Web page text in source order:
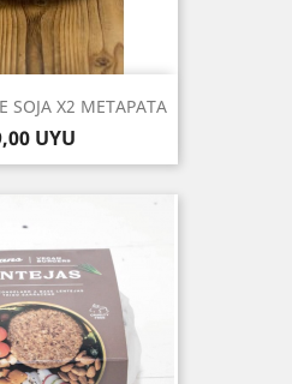
SOJA X2 METAPATA
UYU